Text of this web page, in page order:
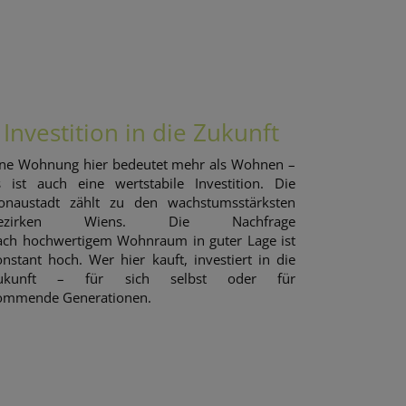
Investition in die Zukunft
Wohnung hier bedeutet mehr als Wohnen –
ist auch eine wertstabile Investition. Die
zählt zu den wachstumsstärksten
Wiens. Die Nachfrage
hochwertigem Wohnraum in guter Lage ist
hoch. Wer hier kauft, investiert in die
– für sich selbst oder für
Generationen.